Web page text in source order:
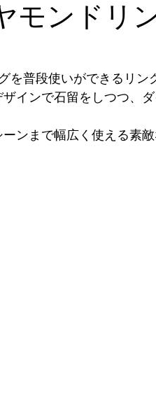
モンドリ
普段使いができるリン
インで石留をしつつ、
ンまで幅広く使える素敵